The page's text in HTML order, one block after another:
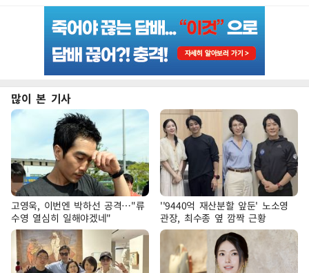
많이 본 기사
고영욱, 이번엔 박하선 공격…"류
수영 열심히 일해야겠네"
''9440억 재산분할 앞둔' 노소영
관장, 최수종 옆 깜짝 근황